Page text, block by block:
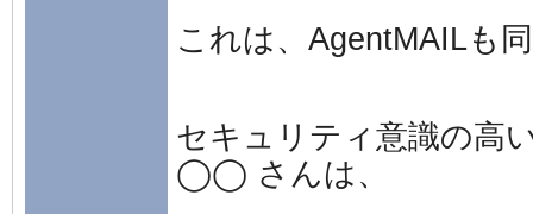
これは、AgentMAILも
セキュリティ意識の高
◯◯ さんは、